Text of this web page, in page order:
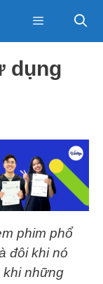
Menu
dụng
phim phổ
đôi khi nó
khi những